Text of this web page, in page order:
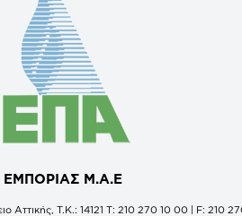
Μ.Α.Ε
Αττικής, Τ.Κ.: 14121 Τ: 210 270 10 00 | F: 210